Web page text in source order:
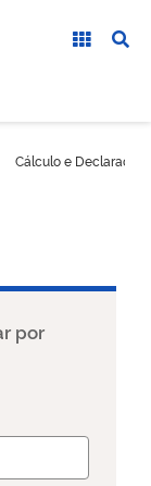
Cálculo e Declaração
por